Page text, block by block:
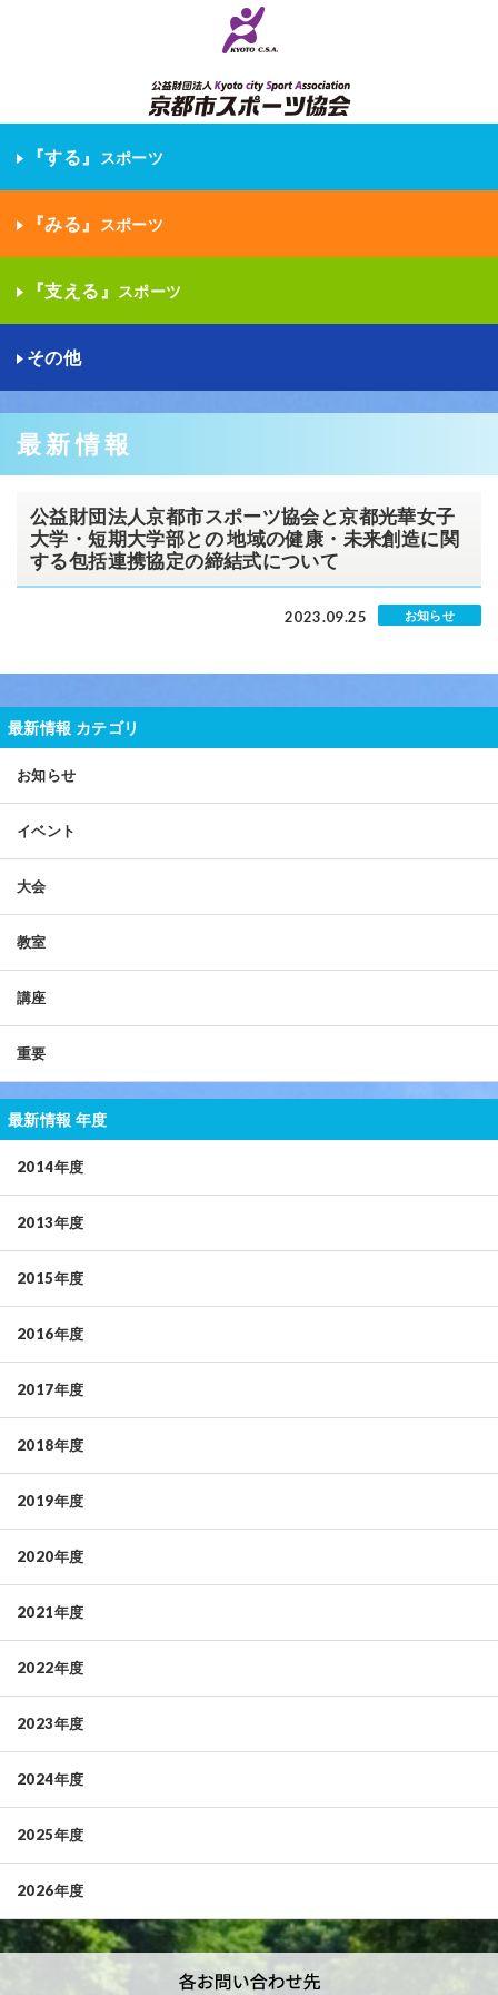
『する』 スポーツ
『みる』 スポーツ
『支える』 スポーツ
その他
最新情報
公益財団法人京都市スポーツ協会と京都光華女子
大学・短期大学部との 地域の健康・未来創造に関
する包括連携協定の締結式について
2023.09.25 お知らせ
最新情報 カテゴリ
お知らせ
イベント
大会
教室
講座
重要
最新情報 年度
2014年度
2013年度
2015年度
2016年度
2017年度
2018年度
2019年度
2020年度
2021年度
2022年度
2023年度
2024年度
2025年度
2026年度